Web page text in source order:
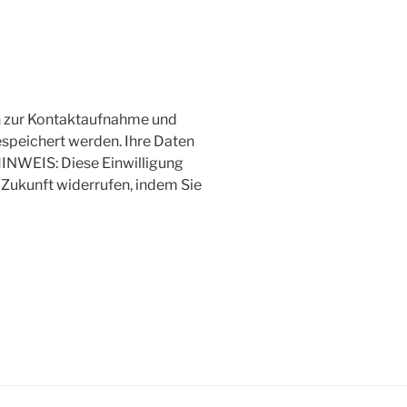
Kontaktaufnahme und
werden. Ihre Daten
Diese Einwilligung
widerrufen, indem Sie